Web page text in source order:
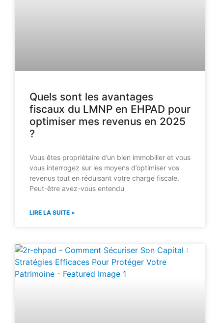
Quels sont les avantages
fiscaux du LMNP en EHPAD pour
optimiser mes revenus en 2025
?
Vous êtes propriétaire d’un bien immobilier et vous
vous interrogez sur les moyens d’optimiser vos
revenus tout en réduisant votre charge fiscale.
Peut-être avez-vous entendu
LIRE LA SUITE »